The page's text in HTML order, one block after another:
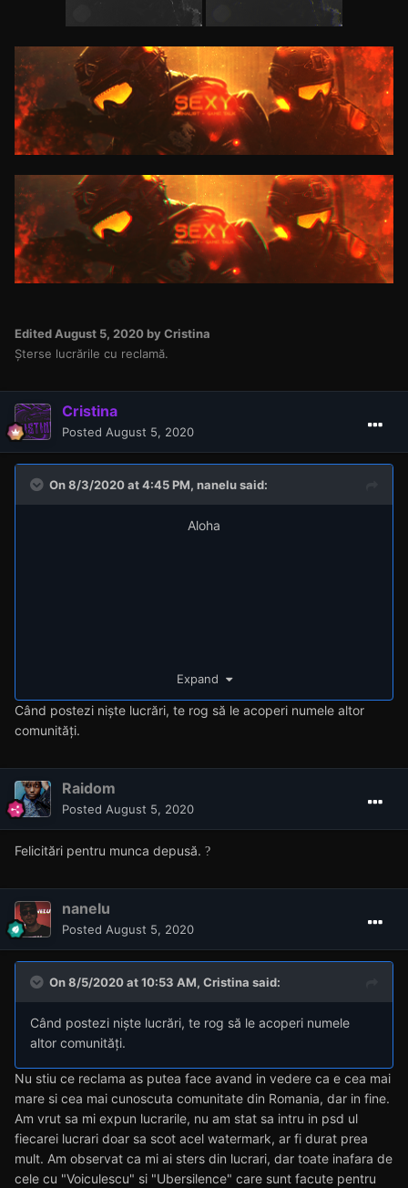
Edited August 5, 2020 by Cristina
Șterse lucrările cu reclamă.
Cristina
Posted August 5, 2020
On 8/3/2020 at 4:45 PM,nanelusaid:
Aloha
Expand
Când postezi niște lucrări, te rog să le acoperi numele altor
comunități.
Raidom
Posted August 5, 2020
Felicitări pentru munca depusă. ?
nanelu
Posted August 5, 2020
On 8/5/2020 at 10:53 AM,Cristina said:
Când postezi niște lucrări, te rog să le acoperi numele
altor comunități.
Nu stiu ce reclama as putea face avand in vedere ca e cea mai
mare si cea mai cunoscuta comunitate din Romania, dar in fine.
Am vrut sa mi expun lucrarile, nu am stat sa intru in psd ul
fiecarei lucrari doar sa scot acel watermark, ar fi durat prea
mult. Am observat ca mi ai sters din lucrari, dar toate inafara de
cele cu "Voiculescu" si "Ubersilence" care sunt facute pentru